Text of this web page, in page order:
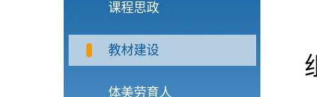
课程思政
教材建设
体美劳育人